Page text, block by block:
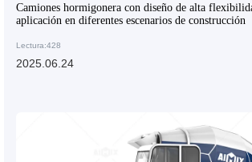
Camiones hormigonera con diseño de alta
aplicación en diferentes escenarios de construcción
Lectura:428
2025.06.24